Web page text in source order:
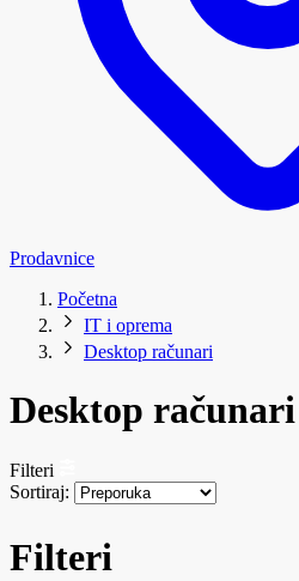
Prodavnice
Početna
IT i oprema
Desktop računari
Desktop računari
Filteri
Sortiraj:
Filteri